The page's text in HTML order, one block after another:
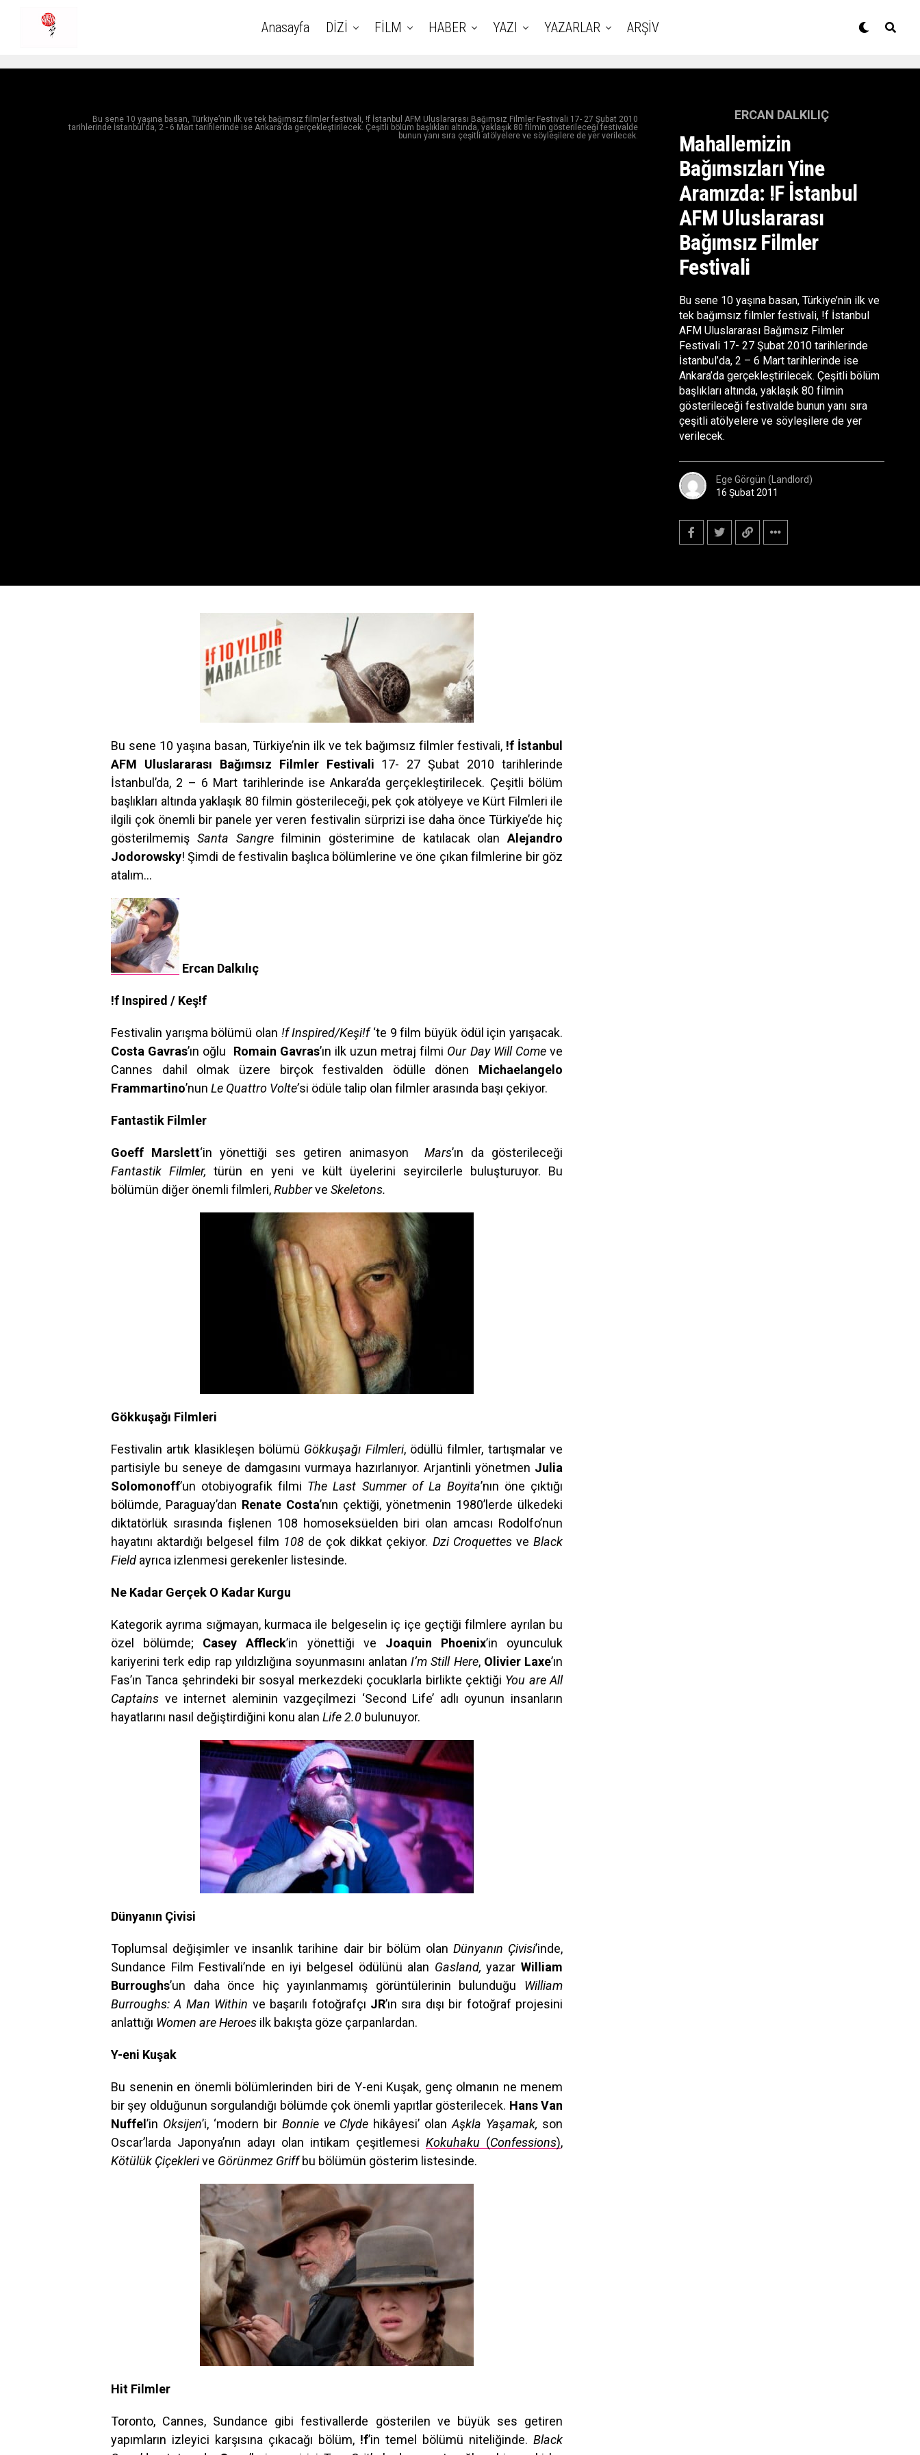
Anasayfa DİZİ FİLM HABER YAZI YAZARLAR ARŞİV
Bu sene 10 yaşına basan, Türkiye’nin ilk ve tek bağımsız filmler festivali, !f İstanbul AFM Uluslararası Bağımsız Filmler Festivali 17- 27 Şubat 2010
tarihlerinde İstanbul’da, 2 - 6 Mart tarihlerinde ise Ankara’da gerçekleştirilecek. Çeşitli bölüm başlıkları altında, yaklaşık 80 filmin gösterileceği festivalde
bunun yanı sıra çeşitli atölyelere ve söyleşilere de yer verilecek.
ERCAN DALKILIÇ
Mahallemizin
Bağımsızları Yine
Aramızda: !f İstanbul
AFM Uluslararası
Bağımsız Filmler
Festivali
Bu sene 10 yaşına basan, Türkiye’nin ilk ve
tek bağımsız filmler festivali, !f İstanbul
AFM Uluslararası Bağımsız Filmler
Festivali 17- 27 Şubat 2010 tarihlerinde
İstanbul’da, 2 – 6 Mart tarihlerinde ise
Ankara’da gerçekleştirilecek. Çeşitli bölüm
başlıkları altında, yaklaşık 80 filmin
gösterileceği festivalde bunun yanı sıra
çeşitli atölyelere ve söyleşilere de yer
verilecek.
Ege Görgün (Landlord)
16 Şubat 2011
Bu sene 10 yaşına basan, Türkiye’nin ilk ve tek bağımsız filmler festivali, !f İstanbul
AFM Uluslararası Bağımsız Filmler Festivali 17- 27 Şubat 2010 tarihlerinde
İstanbul’da, 2 – 6 Mart tarihlerinde ise Ankara’da gerçekleştirilecek. Çeşitli bölüm
başlıkları altında yaklaşık 80 filmin gösterileceği, pek çok atölyeye ve Kürt Filmleri ile
ilgili çok önemli bir panele yer veren festivalin sürprizi ise daha önce Türkiye’de hiç
gösterilmemiş Santa Sangrefilminin gösterimine de katılacak olan Alejandro
Jodorowsky! Şimdi de festivalin başlıca bölümlerine ve öne çıkan filmlerine bir göz
atalım…
Ercan Dalkılıç
!f Inspired / Keş!f
Festivalin yarışma bölümü olan !f Inspired/Keşi!f‘te 9 film büyük ödül için yarışacak.
Costa Gavras’ın oğlu Romain Gavras’ın ilk uzun metraj filmi Our Day Will Comeve
Cannes dahil olmak üzere birçok festivalden ödülle dönen Michaelangelo
Frammartino’nun Le Quattro Volte’si ödüle talip olan filmler arasında başı çekiyor.
Fantastik Filmler
Goeff Marslett‘in yönettiği ses getiren animasyon Mars’ın da gösterileceği
Fantastik Filmler,türün en yeni ve kült üyelerini seyircilerle buluşturuyor. Bu
bölümün diğer önemli filmleri,Rubberve Skeletons.
Gökkuşağı Filmleri
Festivalin artık klasikleşen bölümü Gökkuşağı Filmleri, ödüllü filmler, tartışmalar ve
partisiyle bu seneye de damgasını vurmaya hazırlanıyor. Arjantinli yönetmen Julia
Solomonoff’un otobiyografik filmi The Last Summer of La Boyita’nın öne çıktığı
bölümde, Paraguay’dan Renate Costa’nın çektiği, yönetmenin 1980’lerde ülkedeki
diktatörlük sırasında fişlenen 108 homoseksüelden biri olan amcası Rodolfo’nun
hayatını aktardığı belgesel film 108 de çok dikkat çekiyor. Dzi CroquettesveBlack
Field ayrıca izlenmesi gerekenler listesinde.
Ne Kadar Gerçek O Kadar Kurgu
Kategorik ayrıma sığmayan, kurmaca ile belgeselin iç içe geçtiği filmlere ayrılan bu
özel bölümde; Casey Affleck’in yönettiği ve Joaquin Phoenix’in oyunculuk
kariyerini terk edip rap yıldızlığına soyunmasını anlatanI’m Still Here, Olivier Laxe’ın
Fas’ın Tanca şehrindeki bir sosyal merkezdeki çocuklarla birlikte çektiği You are All
Captains ve internet aleminin vazgeçilmezi ‘Second Life’ adlı oyunun insanların
hayatlarını nasıl değiştirdiğini konu alan Life 2.0 bulunuyor.
Dünyanın Çivisi
Toplumsal değişimler ve insanlık tarihine dair bir bölüm olan Dünyanın Çivisi’inde,
Sundance Film Festivali’nde en iyi belgesel ödülünü alan Gasland,yazarWilliam
Burroughs’un daha önce hiç yayınlanmamış görüntülerinin bulunduğu William
Burroughs: A Man Within ve başarılı fotoğrafçı JR’ın sıra dışı bir fotoğraf projesini
anlattığı Women are Heroes ilk bakışta göze çarpanlardan.
Y-eni Kuşak
Bu senenin en önemli bölümlerinden biri de Y-eni Kuşak, genç olmanın ne menem
bir şey olduğunun sorgulandığı bölümde çok önemli yapıtlar gösterilecek. Hans Van
Nuffel ’in Oksijen’i, ‘modern bir Bonnie ve Clyde hikâyesi’ olanAşkla Yaşamak, son
Oscar’larda Japonya’nın adayı olan intikam çeşitlemesi Kokuhaku (Confessions),
Kötülük Çiçeklerive Görünmez Griffbu bölümün gösterim listesinde.
Hit Filmler
Toronto, Cannes, Sundance gibi festivallerde gösterilen ve büyük ses getiren
yapımların izleyici karşısına çıkacağı bölüm, !f’in temel bölümü niteliğinde. Black